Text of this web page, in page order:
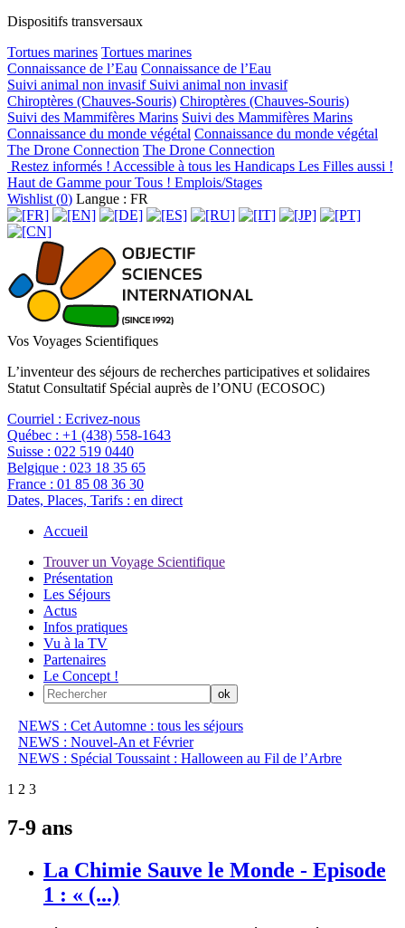
Dispositifs transversaux
Tortues marines Tortues marines
Connaissance de l’Eau Connaissance de l’Eau
Suivi animal non invasif Suivi animal non invasif
Chiroptères (Chauves-Souris) Chiroptères (Chauves-Souris)
Suivi des Mammifères Marins Suivi des Mammifères Marins
Connaissance du monde végétal Connaissance du monde végétal
The Drone Connection The Drone Connection
Restez informés ! Accessible à tous les Handicaps Les Filles aussi !
Haut de Gamme pour Tous ! Emplois/Stages
Wishlist (0) Langue : FR
Vos Voyages Scientifiques
L’inventeur des séjours de recherches participatives et solidaires
Statut Consultatif Spécial auprès de l’ONU (ECOSOC)
Courriel : Ecrivez-nous
Québec : +1 (438) 558-1643
Suisse : 022 519 0440
Belgique : 023 18 35 65
France : 01 85 08 36 30
Dates, Places, Tarifs : en direct
Accueil
Trouver un Voyage Scientifique
Présentation
Les Séjours
Actus
Infos pratiques
Vu à la TV
Partenaires
Le Concept !
NEWS : Cet Automne : tous les séjours
NEWS : Nouvel-An et Février
NEWS : Spécial Toussaint : Halloween au Fil de l’Arbre
1 2 3
7-9 ans
La Chimie Sauve le Monde - Episode
1 : « (...)